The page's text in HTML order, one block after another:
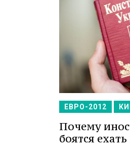
ЕВРО-2012
Почему
боятся